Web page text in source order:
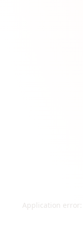
Application